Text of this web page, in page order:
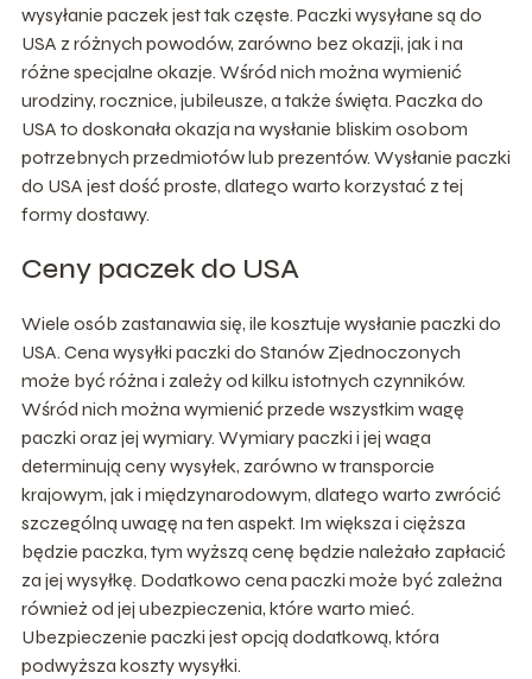
wysyłanie paczek jest tak częste. Paczki wysyłane są do
USA z różnych powodów, zarówno bez okazji, jak i na
różne specjalne okazje. Wśród nich można wymienić
urodziny, rocznice, jubileusze, a także święta. Paczka do
USA to doskonała okazja na wysłanie bliskim osobom
potrzebnych przedmiotów lub prezentów. Wysłanie paczki
do USA jest dość proste, dlatego warto korzystać z tej
formy dostawy.
Ceny paczek do USA
Wiele osób zastanawia się, ile kosztuje wysłanie paczki do
USA. Cena wysyłki paczki do Stanów Zjednoczonych
może być różna i zależy od kilku istotnych czynników.
Wśród nich można wymienić przede wszystkim wagę
paczki oraz jej wymiary. Wymiary paczki i jej waga
determinują ceny wysyłek, zarówno w transporcie
krajowym, jak i międzynarodowym, dlatego warto zwrócić
szczególną uwagę na ten aspekt. Im większa i cięższa
będzie paczka, tym wyższą cenę będzie należało zapłacić
za jej wysyłkę. Dodatkowo cena paczki może być zależna
również od jej ubezpieczenia, które warto mieć.
Ubezpieczenie paczki jest opcją dodatkową, która
podwyższa koszty wysyłki.